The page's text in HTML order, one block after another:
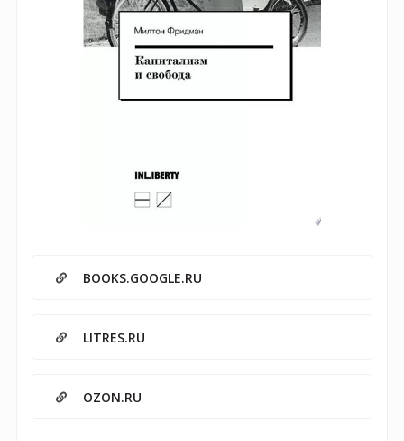
BOOKS.GOOGLE.RU
LITRES.RU
OZON.RU